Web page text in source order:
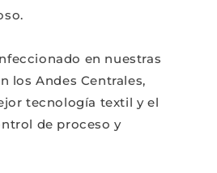
en nuestras
los Andes Centrales,
tecnología textil y el
de proceso y